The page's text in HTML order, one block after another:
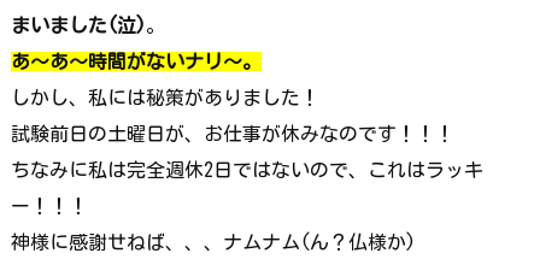
まいました(泣)。
あ～あ～時間がないナリ～。
しかし、私には秘策がありました！
試験前日の土曜日が、お仕事が休みなのです！！！
ちなみに私は完全週休2日ではないので、これはラッキ
ー！！！
神様に感謝せねば、、、ナムナム(ん？仏様か)